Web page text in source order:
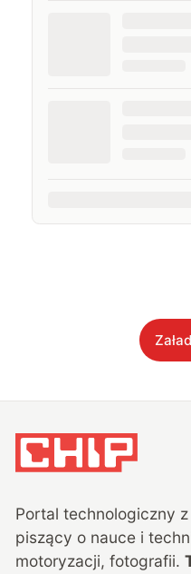
Portal technologiczny
piszący o nauce i
motoryzacji, fotografii.